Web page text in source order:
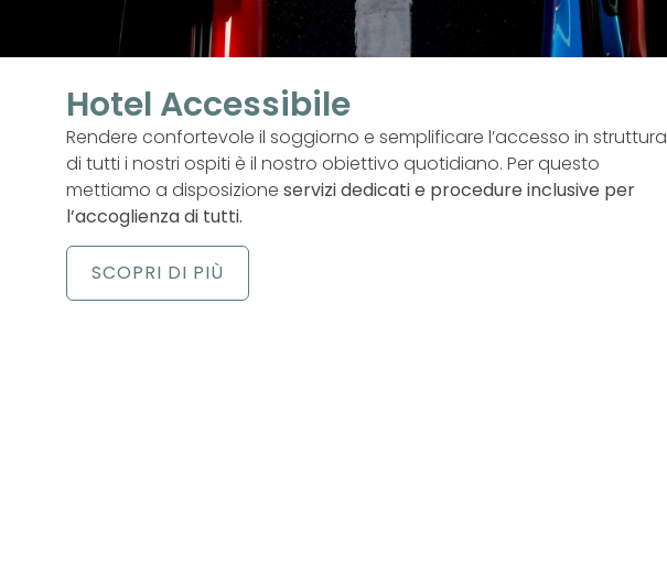
Hotel Accessibile
Rendere confortevole il soggiorno e semplificare l’accesso in struttura
di tutti i nostri ospiti è il nostro obiettivo quotidiano. Per questo
mettiamo a disposizione servizi dedicati e procedure inclusive per
l’accoglienza di tutti.
SCOPRI DI PIÙ